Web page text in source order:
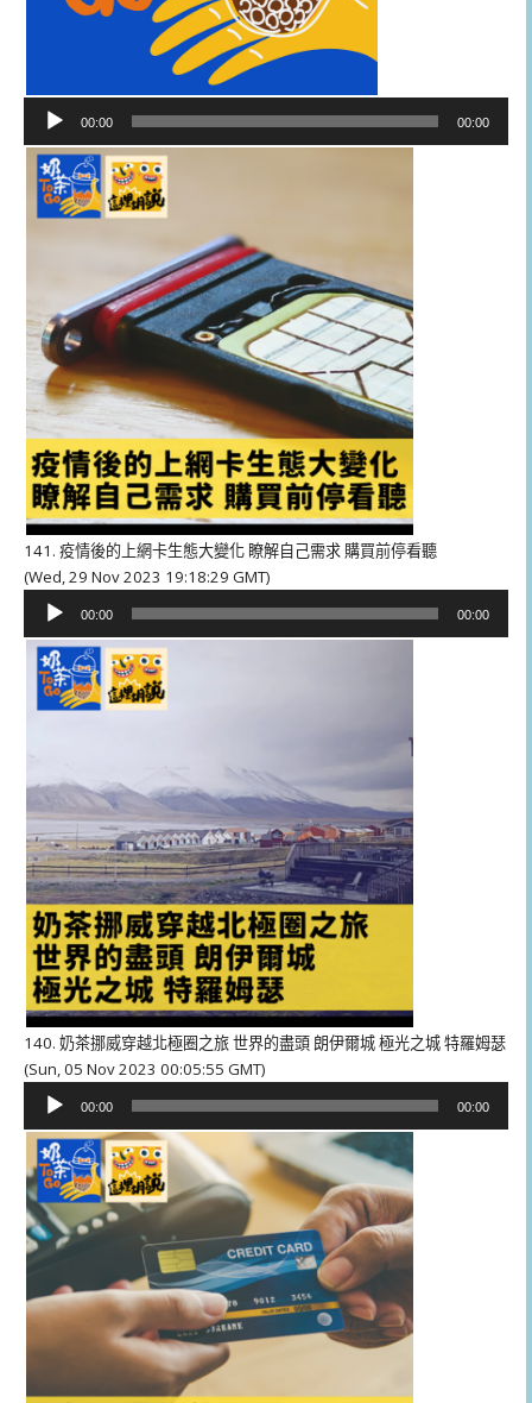
播
器
00:00 00:00
141. 疫情後的上網卡生態大變化 瞭解自己需求 購買前停看聽
(Wed, 29 Nov 2023 19:18:29 GMT)
播
器
00:00 00:00
140. 奶茶挪威穿越北極圈之旅 世界的盡頭 朗伊爾城 極光之城 特羅姆瑟
(Sun, 05 Nov 2023 00:05:55 GMT)
播
放
器
00:00 00:00